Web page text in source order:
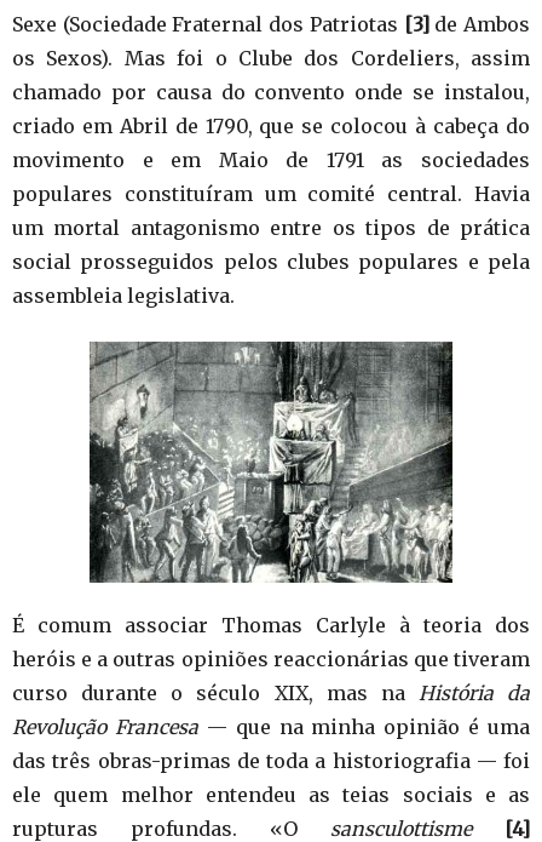
Sexe (Sociedade Fraternal dos Patriotas [3]de Ambos
os Sexos). Mas foi o Clube dos Cordeliers, assim
chamado por causa do convento onde se instalou,
criado em Abril de 1790, que se colocou à cabeça do
movimento e em Maio de 1791 as sociedades
populares constituíram um comité central. Havia
um mortal antagonismo entre os tipos de prática
social prosseguidos pelos clubes populares e pela
assembleia legislativa.
É comum associar Thomas Carlyle à teoria dos
heróis e a outras opiniões reaccionárias que tiveram
curso durante o século XIX, mas na
História da
Revolução Francesa— que na minha opinião é uma
das três obras-primas de toda a historiografia — foi
ele quem melhor entendeu as teias sociais e as
rupturas profundas. «O sansculottisme
[4]